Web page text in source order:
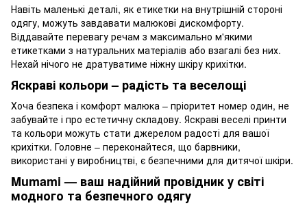
Навіть маленькі деталі, як етикетки на внутрішній стороні
одягу, можуть завдавати малюкові дискомфорту.
Віддавайте перевагу речам з максимально м'якими
етикетками з натуральних матеріалів або взагалі без них.
Нехай нічого не дратуватиме ніжну шкіру крихітки.
Яскраві кольори – радість та веселощі
Хоча безпека і комфорт малюка – пріоритет номер один, не
забувайте і про естетичну складову. Яскраві веселі принти
та кольори можуть стати джерелом радості для вашої
крихітки. Головне – переконайтеся, що барвники,
використані у виробництві, є безпечними для дитячої шкіри.
Mumami — ваш надійний провідник у світі
модного та безпечного одягу